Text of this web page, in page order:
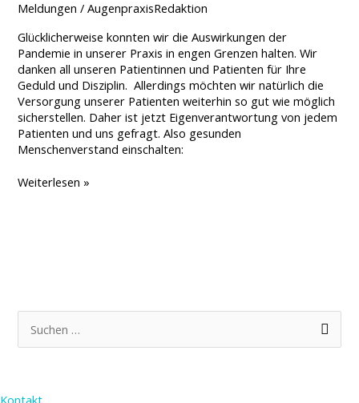
Meldungen /AugenpraxisRedaktion
Glücklicherweise konnten wir die Auswirkungen der
Pandemie in unserer Praxis in engen Grenzen halten. Wir
danken all unseren Patientinnen und Patienten für Ihre
Geduld und Disziplin. Allerdings möchten wir natürlich die
Versorgung unserer Patienten weiterhin so gut wie möglich
sicherstellen. Daher ist jetzt Eigenverantwortung von jedem
Patienten und uns gefragt. Also gesunden
Menschenverstand einschalten:
Weiterlesen »